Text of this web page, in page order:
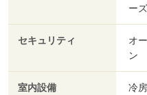
ー
セキュリティ
オ
ン
室内設備
冷